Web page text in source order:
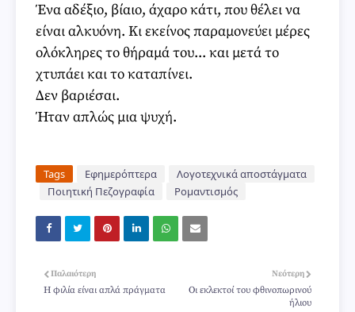
Ένα αδέξιο, βίαιο, άχαρο κάτι, που θέλει να
είναι αλκυόνη. Κι εκείνος παραμονεύει μέρες
ολόκληρες το θήραμά του... και μετά το
χτυπάει και το καταπίνει.
Δεν βαριέσαι.
Ήταν απλώς μια ψυχή.
Tags Εφημερόπτερα
Λογοτεχνικά αποστάγματα
Ποιητική Πεζογραφία
Ρομαντισμός
Νεότερη
Οι εκλεκτοί του φθινοπωρινού
ήλιου
Παλαιότερη
Η φιλία είναι απλά πράγματα